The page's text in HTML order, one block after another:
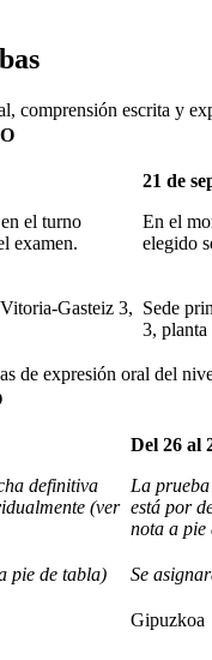
comprensión escrita y
el turno
examen.
21 de
En el
elegido
Gasteiz 3, Sede
3, planta
de expresión oral del
definitiva
(ver
Del 26 al
La
está por
nota a pie
pie de tabla) Se
Gipuzkoa